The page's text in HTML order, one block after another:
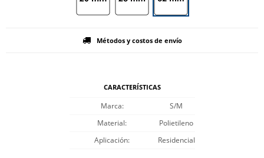
Métodos y costos de envío
CARACTERÍSTICAS
Marca
S/M
Material
Polietileno
Aplicación
Residencial